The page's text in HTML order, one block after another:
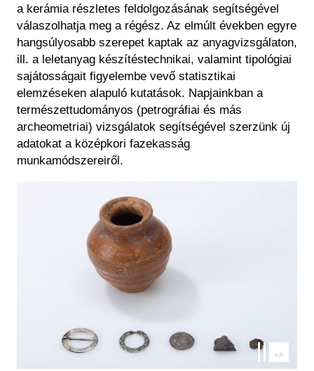
a kerámia részletes feldolgozásának segítségével
válaszolhatja meg a régész. Az elmúlt években egyre
hangsúlyosabb szerepet kaptak az anyagvizsgálaton,
ill. a leletanyag készítéstechnikai, valamint tipológiai
sajátosságait figyelembe vevő statisztikai
elemzéseken alapuló kutatások. Napjainkban a
természettudományos (petrográfiai és más
archeometriai) vizsgálatok segítségével szerzünk új
adatokat a középkori fazekasság
munkamódszereiről.